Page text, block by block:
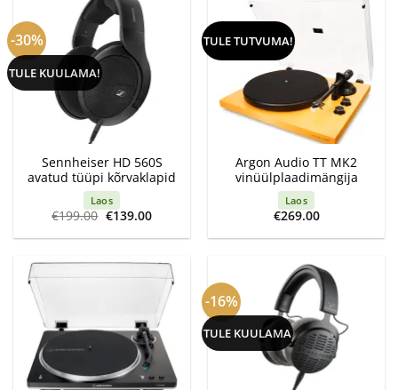
-30%
TULE KUULAMA!
Sennheiser HD 560S
avatud tüüpi kõrvaklapid
Laos
€199.00 Algne
oli:
€139.00Current
is:
TULE TUTVUMA!
Argon Audio TT MK2
vinüülplaadimängija
Laos
€269.00
-16%
TULE KUULAMA